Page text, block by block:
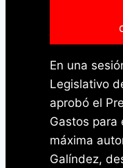
En una
Legislativo
aprobó el
Gastos para
máxima
Galíndez,